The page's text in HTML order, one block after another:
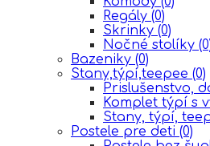
Regály (0)
Skrinky (0)
Nočné stolíky
Bazeniky (0)
Stany,týpí,teepee (0)
Prislušenstvo,
Komplet týpí s
Stany, týpí,
Postele pre deti (0)